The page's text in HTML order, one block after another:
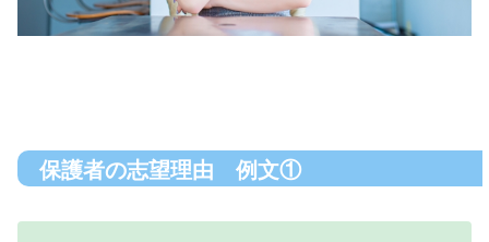
保護者の志望理由 例文①